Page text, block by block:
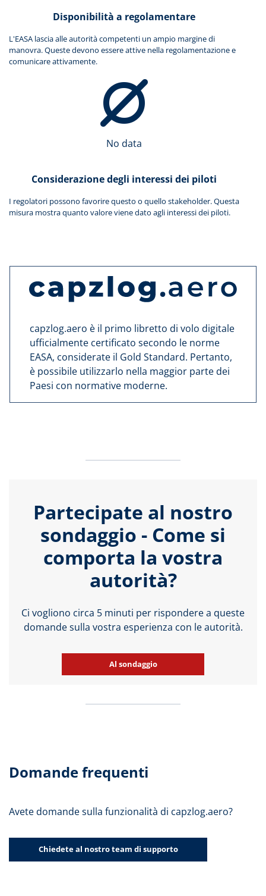
Disponibilità a regolamentare
L'EASA lascia alle autorità competenti un ampio margine di
manovra. Queste devono essere attive nella regolamentazione e
comunicare attivamente.
No data
Considerazione degli interessi dei piloti
I regolatori possono favorire questo o quello stakeholder. Questa
misura mostra quanto valore viene dato agli interessi dei piloti.
capzlog.aero è il primo libretto di volo digitale
ufficialmente certificato secondo le norme
EASA, considerate il Gold Standard. Pertanto,
è possibile utilizzarlo nella maggior parte dei
Paesi con normative moderne.
Partecipate al nostro
sondaggio - Come si
comporta la vostra
autorità?
Ci vogliono circa 5 minuti per rispondere a queste
domande sulla vostra esperienza con le autorità.
Al sondaggio
Domande frequenti
Avete domande sulla funzionalità di capzlog.aero?
Chiedete al nostro team di supporto